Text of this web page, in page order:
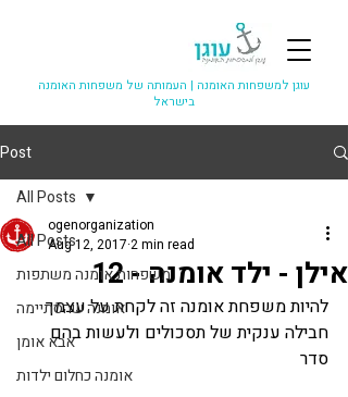
עוגן למשפחות האומנה | העמותה של משפחות האומנה
בישראל
Post
All Posts
משפחות אומנה משתפות
אומנה שהסתיימה
אבא אומן
אומנה כחלום ילדות
All Posts
אילן - ילד אומנה - 12
ogenorganization
Aug 12, 2017 2 min read
להיות משפחת אומנה זה לקחת על עצמך
חבילה ענקית של תסכולים ולעשות בהם
סדר